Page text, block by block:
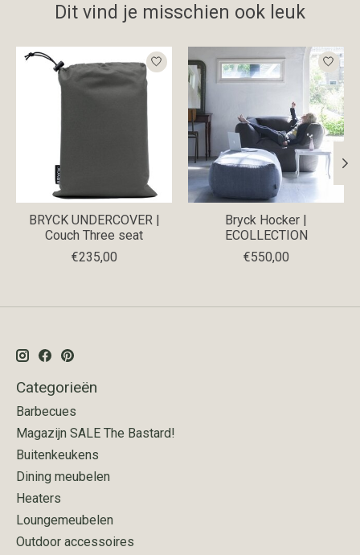
Dit vind je misschien ook leuk
Items van productcarrousel
BRYCK UNDERCOVER |
Couch Three seat
€235,00
Bryck Hocker |
ECOLLECTION
€550,00
Categorieën
Barbecues
Magazijn SALE The Bastard!
Buitenkeukens
Dining meubelen
Heaters
Loungemeubelen
Outdoor accessoires